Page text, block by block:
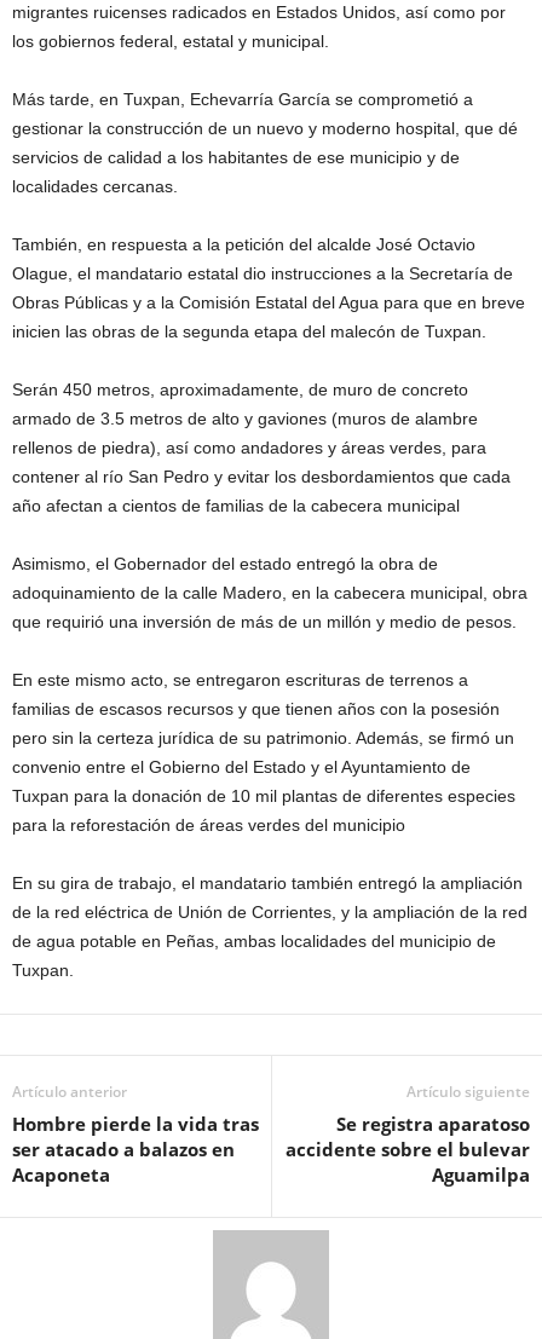
migrantes ruicenses radicados en Estados Unidos, así como por
los gobiernos federal, estatal y municipal.
Más tarde, en Tuxpan, Echevarría García se comprometió a
gestionar la construcción de un nuevo y moderno hospital, que dé
servicios de calidad a los habitantes de ese municipio y de
localidades cercanas.
También, en respuesta a la petición del alcalde José Octavio
Olague, el mandatario estatal dio instrucciones a la Secretaría de
Obras Públicas y a la Comisión Estatal del Agua para que en breve
inicien las obras de la segunda etapa del malecón de Tuxpan.
Serán 450 metros, aproximadamente, de muro de concreto
armado de 3.5 metros de alto y gaviones (muros de alambre
rellenos de piedra), así como andadores y áreas verdes, para
contener al río San Pedro y evitar los desbordamientos que cada
año afectan a cientos de familias de la cabecera municipal
Asimismo, el Gobernador del estado entregó la obra de
adoquinamiento de la calle Madero, en la cabecera municipal, obra
que requirió una inversión de más de un millón y medio de pesos.
En este mismo acto, se entregaron escrituras de terrenos a
familias de escasos recursos y que tienen años con la posesión
pero sin la certeza jurídica de su patrimonio. Además, se firmó un
convenio entre el Gobierno del Estado y el Ayuntamiento de
Tuxpan para la donación de 10 mil plantas de diferentes especies
para la reforestación de áreas verdes del municipio
En su gira de trabajo, el mandatario también entregó la ampliación
de la red eléctrica de Unión de Corrientes, y la ampliación de la red
de agua potable en Peñas, ambas localidades del municipio de
Tuxpan.
Artículo anterior
Hombre pierde la vida tras
ser atacado a balazos en
Acaponeta
Artículo siguiente
Se registra aparatoso
accidente sobre el bulevar
Aguamilpa